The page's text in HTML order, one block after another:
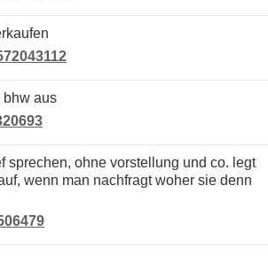
bhw aus
wenn man nachfragt woher sie denn